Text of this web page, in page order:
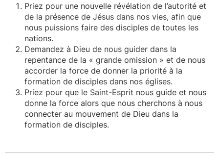
Priez pour une nouvelle révélation de l’autorité et
de la présence de Jésus dans nos vies, afin que
nous puissions faire des disciples de toutes les
nations.
Demandez à Dieu de nous guider dans la
repentance de la « grande omission » et de nous
accorder la force de donner la priorité à la
formation de disciples dans nos églises.
Priez pour que le Saint-Esprit nous guide et nous
donne la force alors que nous cherchons à nous
connecter au mouvement de Dieu dans la
formation de disciples.